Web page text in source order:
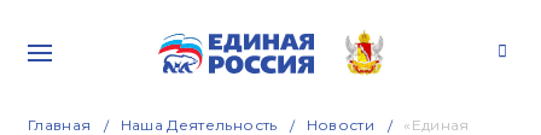
Главная Наша Деятельность Новости
«Единая